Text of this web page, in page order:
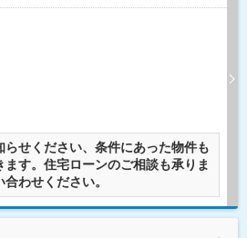
らせください、条件にあった物件も
す。住宅ローンのご相談も承りま
わせください。